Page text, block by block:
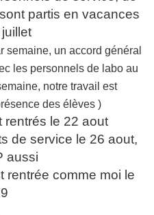
sont partis en vacances
juillet
semaine, un accord général
les personnels de labo au
notre travail est
des élèves )
rentrés le 22 aout
de service le 26 aout,
aussi
rentrée comme moi le